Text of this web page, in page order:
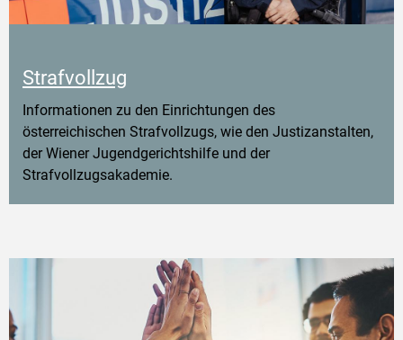
Strafvollzug
Informationen zu den Einrichtungen des
österreichischen Strafvollzugs, wie den Justizanstalten,
der Wiener Jugendgerichtshilfe und der
Strafvollzugsakademie.